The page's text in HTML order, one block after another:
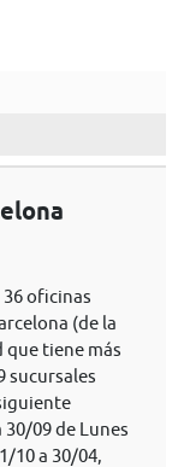
oficinas
(de la
tiene más
sucursales
09 de Lunes
10 a 30/04,